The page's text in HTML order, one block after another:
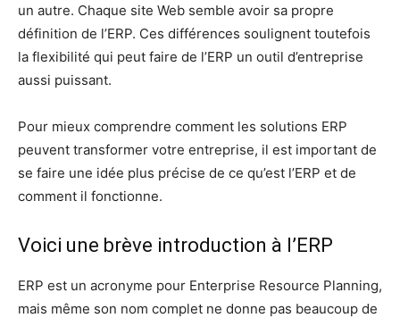
un autre. Chaque site Web semble avoir sa propre
définition de l’ERP. Ces différences soulignent toutefois
la flexibilité qui peut faire de l’ERP un outil d’entreprise
aussi puissant.
Pour mieux comprendre comment les solutions ERP
peuvent transformer votre entreprise, il est important de
se faire une idée plus précise de ce qu’est l’ERP et de
comment il fonctionne.
Voici une brève introduction à l’ERP
ERP est un acronyme pour Enterprise Resource Planning,
mais même son nom complet ne donne pas beaucoup de